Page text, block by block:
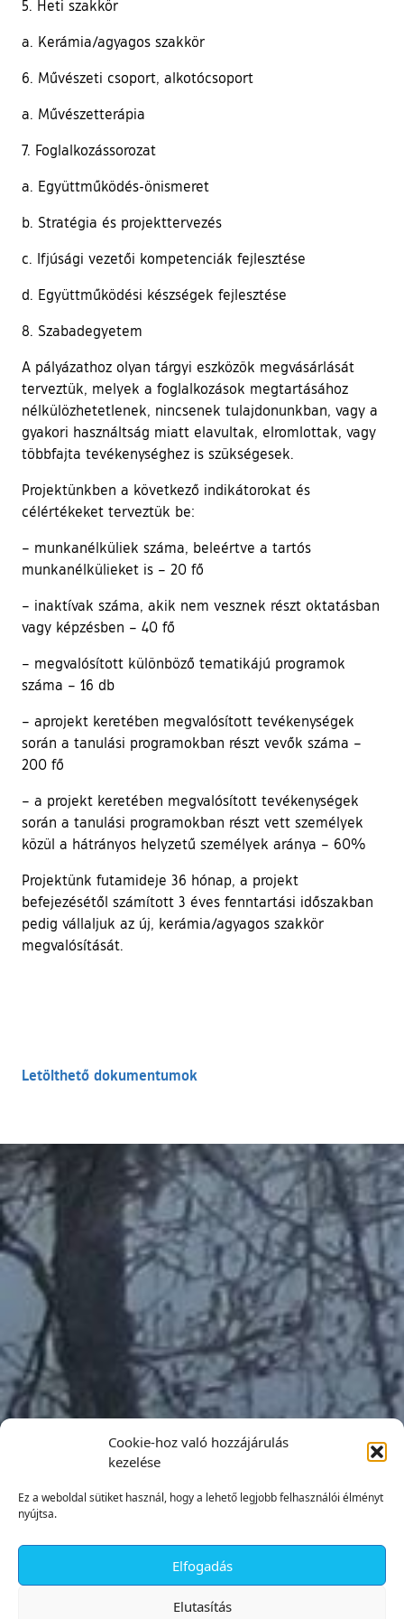
Cookie-hoz való hozzájárulás
kezelése
Ez a weboldal sütiket használ, hogy a lehető legjobb felhasználói élményt
nyújtsa.
Elfogadás
Elutasítás
5. Heti szakkör
a. Kerámia/agyagos szakkör
6. Művészeti csoport, alkotócsoport
a. Művészetterápia
7. Foglalkozássorozat
a. Együttműködés-önismeret
b. Stratégia és projekttervezés
c. Ifjúsági vezetői kompetenciák fejlesztése
d. Együttműködési készségek fejlesztése
8. Szabadegyetem
A pályázathoz olyan tárgyi eszközök megvásárlását
terveztük, melyek a foglalkozások megtartásához
nélkülözhetetlenek, nincsenek tulajdonunkban, vagy a
gyakori használtság miatt elavultak, elromlottak, vagy
többfajta tevékenységhez is szükségesek.
Projektünkben a következő indikátorokat és
célértékeket terveztük be:
– munkanélküliek száma, beleértve a tartós
munkanélkülieket is – 20 fő
– inaktívak száma, akik nem vesznek részt oktatásban
vagy képzésben – 40 fő
– megvalósított különböző tematikájú programok
száma – 16 db
– aprojekt keretében megvalósított tevékenységek
során a tanulási programokban részt vevők száma –
200 fő
– a projekt keretében megvalósított tevékenységek
során a tanulási programokban részt vett személyek
közül a hátrányos helyzetű személyek aránya – 60%
Projektünk futamideje 36 hónap, a projekt
befejezésétől számított 3 éves fenntartási időszakban
pedig vállaljuk az új, kerámia/agyagos szakkör
megvalósítását.
Letölthető dokumentumok
✕